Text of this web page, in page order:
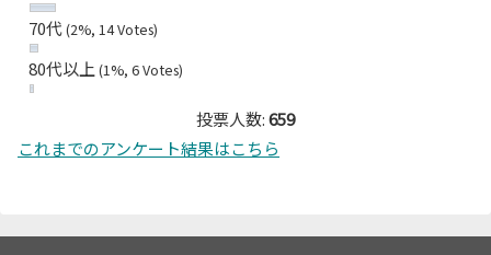
70代(2%, 14 Votes)
80代以上 (1%, 6 Votes)
投票人数:659
これまでのアンケート結果はこちら